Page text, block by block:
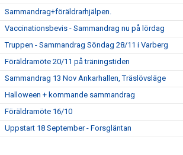
Sammandrag+föräldrarhjälpen.
Vaccinationsbevis - Sammandrag nu på lördag
Truppen - Sammandrag Söndag 28/11 i Varberg
Föräldramöte 20/11 på träningstiden
Sammandrag 13 Nov Ankarhallen, Träslövsläge
Halloween + kommande sammandrag
Föräldramöte 16/10
Uppstart 18 September - Forsgläntan